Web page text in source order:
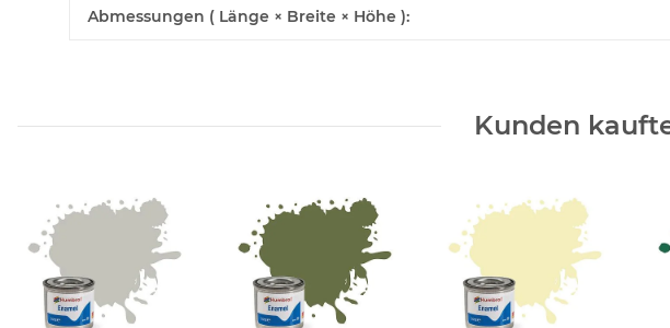
Abmessungen ( Länge × Breite × Höhe ):
Kunden